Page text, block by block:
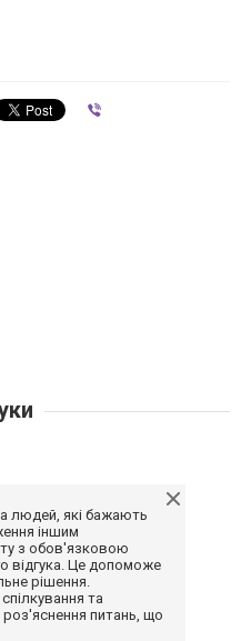
людей, які бажають
іншим
з обов'язковою
відгука. Це допоможе
рішення.
та
питань, що